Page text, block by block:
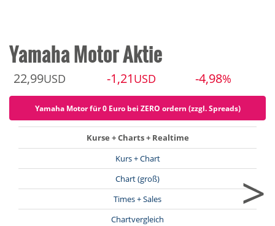
Yamaha Motor Aktie
22,99USD -1,21 USD -4,98%
Yamaha Motor für 0 Euro bei ZERO ordern (zzgl. Spreads)
Kurse + Charts + Realtime
Kurs + Chart
Chart (groß)
Times + Sales
Chartvergleich
>